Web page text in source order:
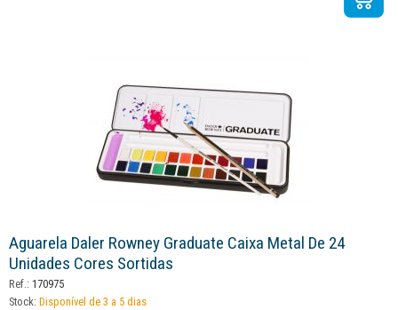
Aguarela Daler Rowney Graduate Caixa Metal De 24
Unidades Cores Sortidas
Ref.: 170975
Stock: Disponível de 3 a 5 dias